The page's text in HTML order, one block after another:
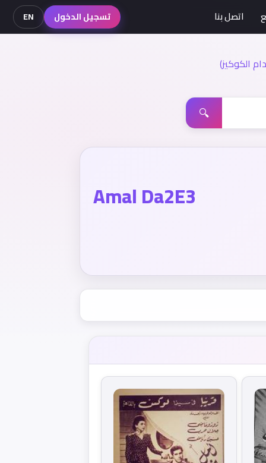
الكوكيز)
اتصل بنا تسجيل الدخول EN
🔍
Amal Da2E3